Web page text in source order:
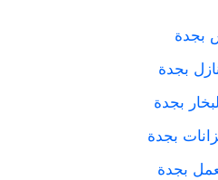
بجدة
بجدة
بجدة
بجدة
بجدة